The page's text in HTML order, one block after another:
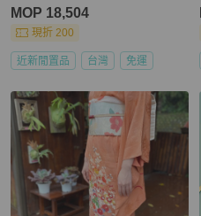
MOP 18,504
現折 200
近新閒置品 台灣 免運